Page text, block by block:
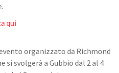
qui
organizzato da Richmond
si svolgerà a Gubbio dal 2 al 4